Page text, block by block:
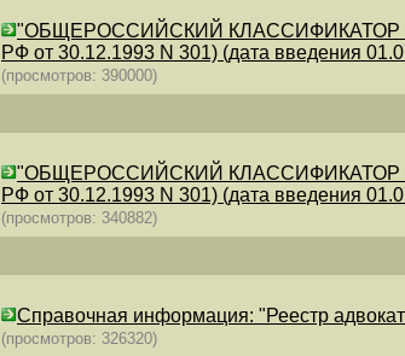
"ОБЩЕРОССИЙСКИЙ КЛАССИФИКАТОР
РФ от 30.12.1993 N 301) (дата введения
(просмотров: 390000)
"ОБЩЕРОССИЙСКИЙ КЛАССИФИКАТОР
РФ от 30.12.1993 N 301) (дата введения
(просмотров: 340882)
Справочная информация: "Реестр
(просмотров: 326320)